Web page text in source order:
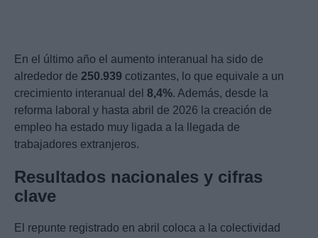
En el último año el aumento interanual ha sido de
alrededor de 250.939 cotizantes, lo que equivale a un
crecimiento interanual del 8,4%. Además, desde la
reforma laboral y hasta abril de 2026 la creación de
empleo ha estado muy ligada a la llegada de
trabajadores extranjeros.
Resultados nacionales y cifras
clave
El repunte registrado en abril coloca a la colectividad